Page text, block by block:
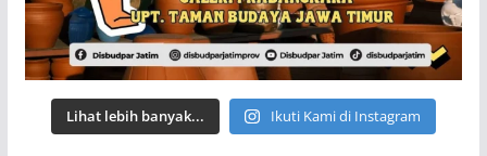
Lihat lebih banyak... Ikuti Kami di Instagram